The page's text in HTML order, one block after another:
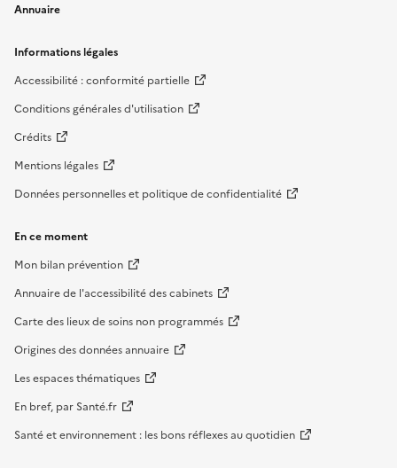
Annuaire
Informations légales
Accessibilité : conformité partielle
Conditions générales d'utilisation
Crédits
Mentions légales
Données personnelles et politique de confidentialité
En ce moment
Mon bilan prévention
Annuaire de l'accessibilité des cabinets
Carte des lieux de soins non programmés
Origines des données annuaire
Les espaces thématiques
En bref, par Santé.fr
Santé et environnement : les bons réflexes au quotidien